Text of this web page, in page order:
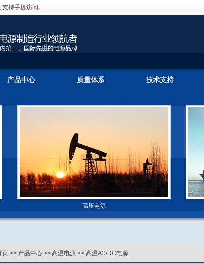
持手机访问。
产品中心 质量体系 技术支持
高压电源
页 >> 产品中心 >> 高温电源 >> 高温AC/DC电源